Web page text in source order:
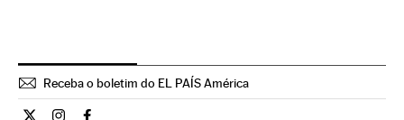
Receba o boletim do EL PAÍS América